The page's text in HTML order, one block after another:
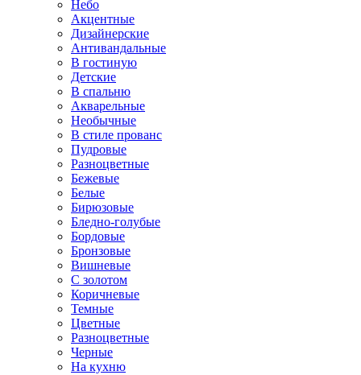
Небо
Акцентные
Дизайнерские
Антивандальные
В гостиную
Детские
В спальню
Акварельные
Необычные
В стиле прованс
Пудровые
Разноцветные
Бежевые
Белые
Бирюзовые
Бледно-голубые
Бордовые
Бронзовые
Вишневые
С золотом
Коричневые
Темные
Цветные
Разноцветные
Черные
На кухню